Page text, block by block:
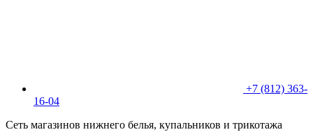
+7 (812) 363-
16-04
Сеть магазинов нижнего белья, купальников и трикотажа